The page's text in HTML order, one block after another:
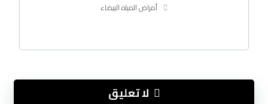
أمراض المياه البيضاء
لا تعليق